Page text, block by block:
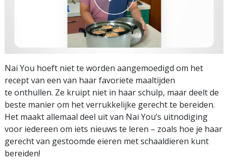
Nai You hoeft niet te worden aangemoedigd om het
recept van een van haar favoriete maaltijden
te onthullen. Ze kruipt niet in haar schulp, maar deelt de
beste manier om het verrukkelijke gerecht te bereiden.
Het maakt allemaal deel uit van Nai You’s uitnodiging
voor iedereen om iets nieuws te leren – zoals hoe je haar
gerecht van gestoomde eieren met schaaldieren kunt
bereiden!